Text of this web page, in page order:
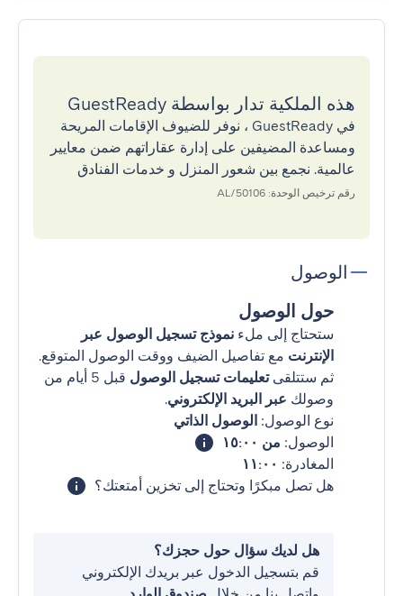
هذه الملكية تدار بواسطة GuestReady
في GuestReady ، نوفر للضيوف الإقامات المريحة
ومساعدة المضيفين على إدارة عقاراتهم ضمن معايير
عالمية. نجمع بين شعور المنزل و خدمات الفنادق
رقم ترخيص الوحدة: 50106/AL
الوصول
حول الوصول
ستحتاج إلى ملء نموذج تسجيل الوصول عبر
الإنترنت مع تفاصيل الضيف ووقت الوصول المتوقع.
ثم ستتلقىتعليمات تسجيل الوصول
قبل 5 أيام من
وصولك عبر البريد الإلكتروني.
نوع الوصول: الوصول الذاتي
الوصول: من ١٥:٠٠
المغادرة: ١١:٠٠
هل تصل مبكرًا وتحتاج إلى تخزين أمتعتك؟
هل لديك سؤال حول حجزك؟
قم بتسجيل الدخول عبر بريدك الإلكتروني